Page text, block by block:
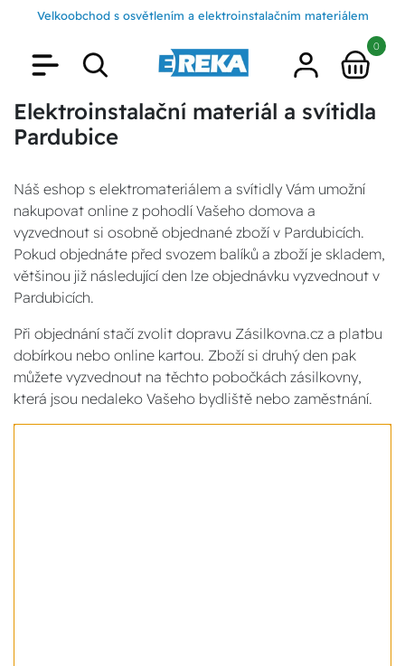
Velkoobchod s osvětlením a elektroinstalačním materiálem
0
Elektroinstalační materiál a svítidla
Pardubice
Náš eshop s elektromateriálem a svítidly Vám umožní
nakupovat online z pohodlí Vašeho domova a
vyzvednout si osobně objednané zboží v Pardubicích.
Pokud objednáte před svozem balíků a zboží je skladem,
většinou již následující den lze objednávku vyzvednout v
Pardubicích.
Při objednání stačí zvolit dopravu Zásilkovna.cz a platbu
dobírkou nebo online kartou. Zboží si druhý den pak
můžete vyzvednout na těchto pobočkách zásilkovny,
která jsou nedaleko Vašeho bydliště nebo zaměstnání.